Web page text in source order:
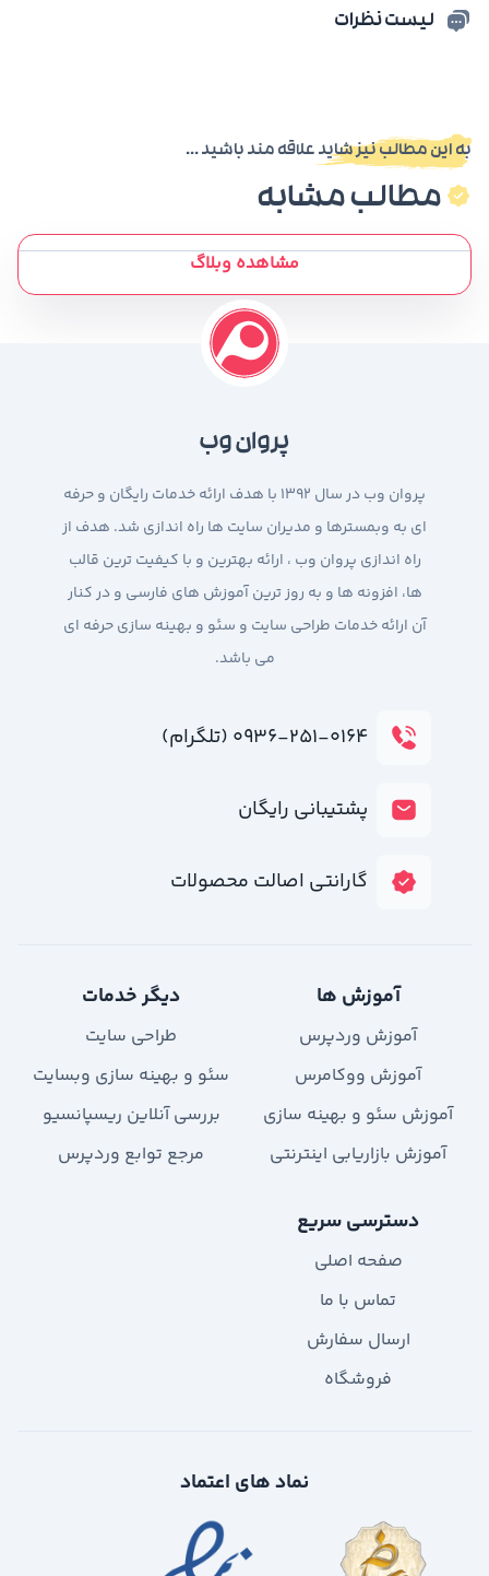
لیست نظرات
به این مطالب نیز شاید علاقه مند باشید ...
مطالب مشابه
مشاهده وبلاگ
پروان وب
پروان وب در سال 1392 با هدف ارائه خدمات رایگان و حرفه
ای به وبمسترها و مدیران سایت ها راه اندازی شد. هدف از
راه اندازی پروان وب ، ارائه بهترین و با کیفیت ترین قالب
ها، افزونه ها و به روز ترین آموزش های فارسی و در کنار
آن ارائه خدمات طراحی سایت و سئو و بهینه سازی حرفه ای
می باشد.
۰۹۳۶-۲۵۱-۰۱۶۴ (تلگرام)
پشتیبانی رایگان
گارانتی اصالت محصولات
آموزش ها
آموزش وردپرس
آموزش ووکامرس
آموزش سئو و بهینه سازی
آموزش بازاریابی اینترنتی
دیگر خدمات
طراحی سایت
سئو و بهینه سازی وبسایت
بررسی آنلاین ریسپانسیو
مرجع توابع وردپرس
دسترسی سریع
صفحه اصلی
تماس با ما
ارسال سفارش
فروشگاه
نماد های اعتماد